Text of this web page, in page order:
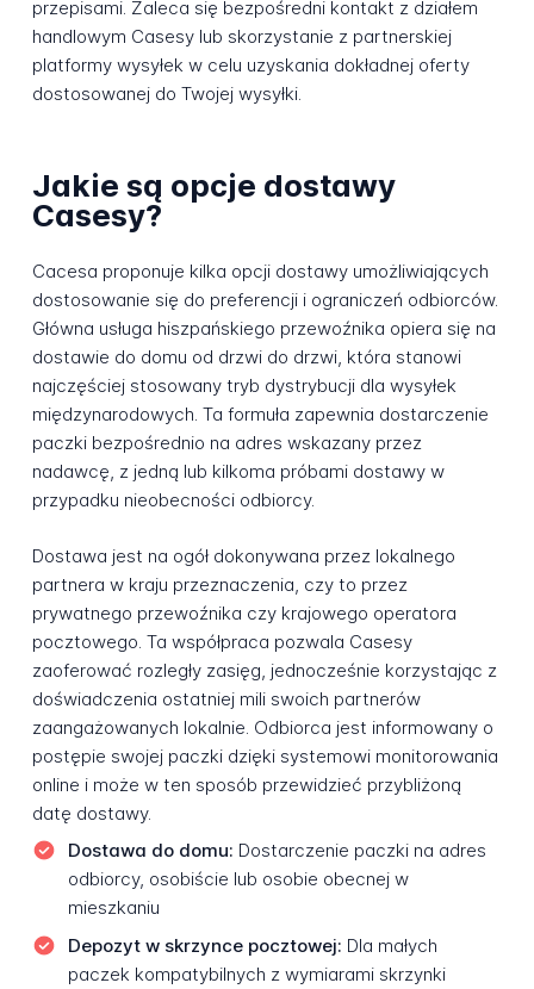
przepisami. Zaleca się bezpośredni kontakt z działem
handlowym Casesy lub skorzystanie z partnerskiej
platformy wysyłek w celu uzyskania dokładnej oferty
dostosowanej do Twojej wysyłki.
Jakie są opcje dostawy
Casesy?
Cacesa proponuje kilka opcji dostawy umożliwiających
dostosowanie się do preferencji i ograniczeń odbiorców.
Główna usługa hiszpańskiego przewoźnika opiera się na
dostawie do domu od drzwi do drzwi, która stanowi
najczęściej stosowany tryb dystrybucji dla wysyłek
międzynarodowych. Ta formuła zapewnia dostarczenie
paczki bezpośrednio na adres wskazany przez
nadawcę, z jedną lub kilkoma próbami dostawy w
przypadku nieobecności odbiorcy.
Dostawa jest na ogół dokonywana przez lokalnego
partnera w kraju przeznaczenia, czy to przez
prywatnego przewoźnika czy krajowego operatora
pocztowego. Ta współpraca pozwala Casesy
zaoferować rozległy zasięg, jednocześnie korzystając z
doświadczenia ostatniej mili swoich partnerów
zaangażowanych lokalnie. Odbiorca jest informowany o
postępie swojej paczki dzięki systemowi monitorowania
online i może w ten sposób przewidzieć przybliżoną
datę dostawy.
Dostawa do domu: Dostarczenie paczki na adres
odbiorcy, osobiście lub osobie obecnej w
mieszkaniu
Depozyt w skrzynce pocztowej: Dla małych
paczek kompatybilnych z wymiarami skrzynki